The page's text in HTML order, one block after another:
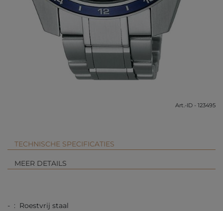
Art.-ID - 123495
TECHNISCHE SPECIFICATIES
MEER DETAILS
- : Roestvrij staal